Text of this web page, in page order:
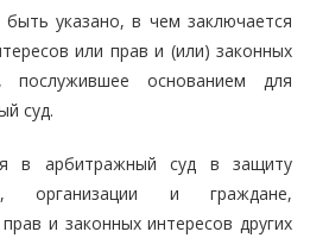
указано, в чем заключается
или прав и (или) законных
послужившее основанием для
суд.
в арбитражный суд в защиту
организации и граждане,
и законных интересов других